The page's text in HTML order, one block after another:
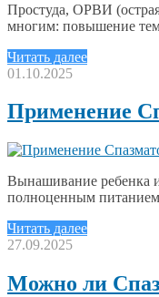
Простуда, ОРВИ
многим: повышение
Читать далее
01.10.2025
Применение
Вынашивание ребенка
полноценным
Читать далее
27.09.2025
Можно ли